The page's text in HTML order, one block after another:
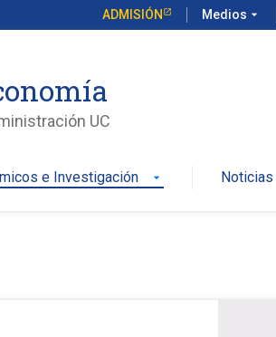
ADMISIÓN Medios arrow_drop_down
UC
e Investigación arrow_drop_down Noticias